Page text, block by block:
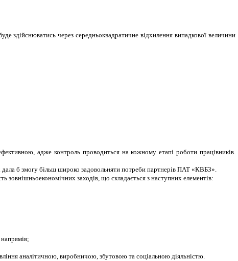
здійснюватись через середньоквадратичне відхилення випадкової величини
адже контроль проводиться на кожному етапі роботи працівників.
дала б змогу більш широко задовольняти потреби партнерів ПАТ «КВБЗ».
зовнішньоекономічних заходів, що складається з наступних елементів:
аналітичною, виробничою, збутовою та соціальною діяльністю.